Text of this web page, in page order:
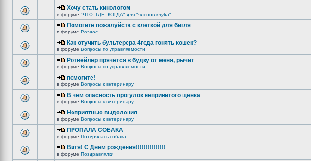
Хочу стать кинологом
в форуме "ЧТО, ГДЕ, КОГДА" для "членов клуба"....
Помогите пожалуйста с клеткой для бигля
в форуме Разное...
Как отучить бультерера 4года гонять кошек?
в форуме Вопросы по управляемости
Ротвейлер прячется в будку от меня, рычит
в форуме Вопросы по управляемости
помогите!
в форуме Вопросы к ветеринару
В чем опасность прогулок непривитого щенка
в форуме Вопросы к ветеринару
Неприятные выделения
в форуме Вопросы к ветеринару
ПРОПАЛА СОБАКА
в форуме Потерялась собака
Витя! С Днем рождения!!!!!!!!!!!!!!!
в форуме Поздравлялки